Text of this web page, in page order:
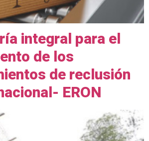
integral para el
de los
de reclusión
ERON